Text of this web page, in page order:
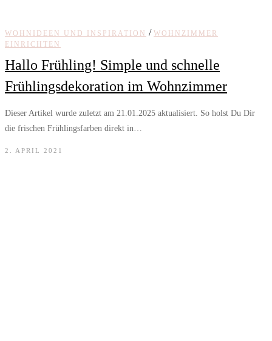
WOHNIDEEN UND INSPIRATION / WOHNZIMMER
EINRICHTEN
Hallo Frühling! Simple und schnelle
Frühlingsdekoration im Wohnzimmer
Dieser Artikel wurde zuletzt am 21.01.2025 aktualisiert. So holst Du Dir
die frischen Frühlingsfarben direkt in…
2. APRIL 2021